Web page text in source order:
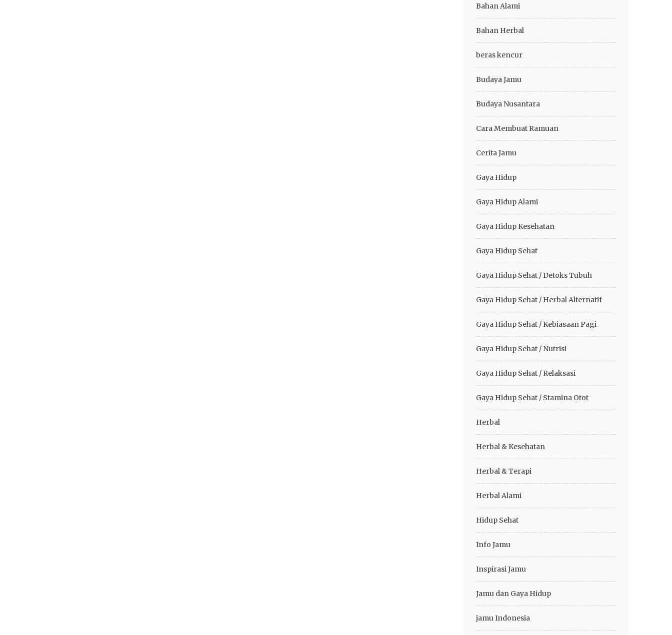
Bahan Alami
Bahan Herbal
beras kencur
Budaya Jamu
Budaya Nusantara
Cara Membuat Ramuan
Cerita Jamu
Gaya Hidup
Gaya Hidup Alami
Gaya Hidup Kesehatan
Gaya Hidup Sehat
Gaya Hidup Sehat / Detoks Tubuh
Gaya Hidup Sehat / Herbal Alternatif
Gaya Hidup Sehat / Kebiasaan Pagi
Gaya Hidup Sehat / Nutrisi
Gaya Hidup Sehat / Relaksasi
Gaya Hidup Sehat / Stamina Otot
Herbal
Herbal & Kesehatan
Herbal & Terapi
Herbal Alami
Hidup Sehat
Info Jamu
Inspirasi Jamu
Jamu dan Gaya Hidup
jamu Indonesia